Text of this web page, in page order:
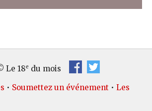
Le 18e du mois
• Soumettez un événement • Les